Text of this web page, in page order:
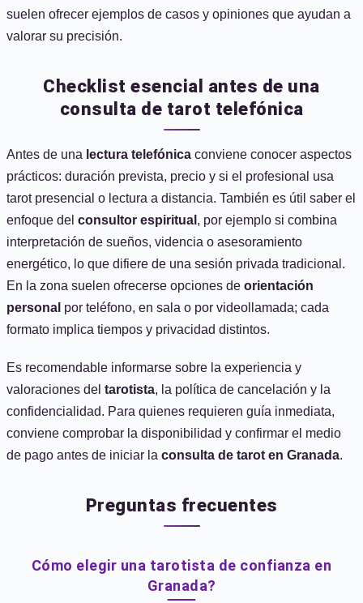
suelen ofrecer ejemplos de casos y opiniones que ayudan a
valorar su precisión.
Checklist esencial antes de una
consulta de tarot telefónica
Antes de una lectura telefónica conviene conocer aspectos
prácticos: duración prevista, precio y si el profesional usa
tarot presencial o lectura a distancia. También es útil saber el
enfoque del consultor espiritual , por ejemplo si combina
interpretación de sueños, videncia o asesoramiento
energético, lo que difiere de una sesión privada tradicional.
En la zona suelen ofrecerse opciones de orientación
personal por teléfono, en sala o por videollamada; cada
formato implica tiempos y privacidad distintos.
Es recomendable informarse sobre la experiencia y
valoraciones del tarotista, la política de cancelación y la
confidencialidad. Para quienes requieren guía inmediata,
conviene comprobar la disponibilidad y confirmar el medio
de pago antes de iniciar la consulta de tarot en Granada.
Preguntas frecuentes
Cómo elegir una tarotista de confianza en
Granada?